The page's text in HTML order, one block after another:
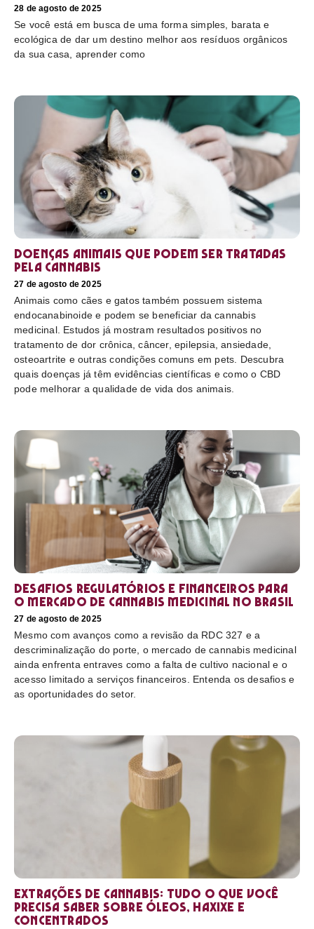
28 de agosto de 2025
Se você está em busca de uma forma simples, barata e
ecológica de dar um destino melhor aos resíduos orgânicos
da sua casa, aprender como
Doenças animais que podem ser tratadas
pela cannabis
27 de agosto de 2025
Animais como cães e gatos também possuem sistema
endocanabinoide e podem se beneficiar da cannabis
medicinal. Estudos já mostram resultados positivos no
tratamento de dor crônica, câncer, epilepsia, ansiedade,
osteoartrite e outras condições comuns em pets. Descubra
quais doenças já têm evidências científicas e como o CBD
pode melhorar a qualidade de vida dos animais.
Desafios regulatórios e financeiros para
o mercado de cannabis medicinal no Brasil
27 de agosto de 2025
Mesmo com avanços como a revisão da RDC 327 e a
descriminalização do porte, o mercado de cannabis medicinal
ainda enfrenta entraves como a falta de cultivo nacional e o
acesso limitado a serviços financeiros. Entenda os desafios e
as oportunidades do setor.
Extrações de cannabis: tudo o que você
precisa saber sobre óleos, haxixe e
concentrados